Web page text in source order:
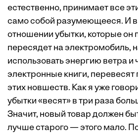
естественно, принимает все
само собой разумеющееся. И в
отношении убытки, которые он
пересядет на электромобиль,
использовать энергию ветра и
электронные книги,
этих новшеств. Как я уже
убытки «весят» в три раза
Значит, новый товар должен
лучше старого — этого мало.